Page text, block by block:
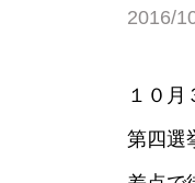
2016/
１０月
第四選